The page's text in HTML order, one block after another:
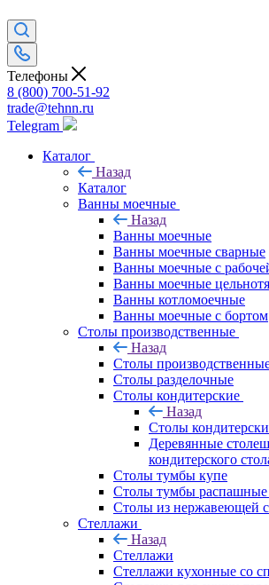
Телефоны
8 (800) 700-51-92
trade@tehnn.ru
Telegram
Каталог
Назад
Каталог
Ванны моечные
Назад
Ванны моечные
Ванны моечные сварные
Ванны моечные с
Ванны моечные
Ванны котломоечные
Ванны моечные с бортом
Столы производственные
Назад
Столы
Столы разделочные
Столы кондитерские
Назад
Столы
Деревянные
кондитерского
Столы тумбы купе
Столы тумбы распашные
Столы из нержавеющей
Стеллажи
Назад
Стеллажи
Стеллажи кухонные со